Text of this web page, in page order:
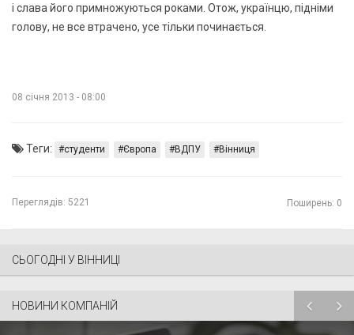
і слава його примножуються роками. Отож, українцю, підніми
голову, не все втрачено, усе тільки починається.
08 січня 2013 - 08:00
Теги: студенти Європа ВДПУ Вінниця
Переглядів: 5221 Поширень: 0
СЬОГОДНІ У ВІННИЦІ
НОВИНИ КОМПАНІЙ